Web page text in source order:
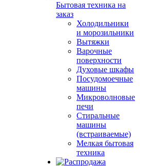
Бытовая техника на
заказ
Холодильники
и морозильники
Вытяжки
Варочные
поверхности
Духовые шкафы
Посудомоечные
машины
Микроволновые
печи
Стиральные
машины
(встраиваемые)
Мелкая бытовая
техника